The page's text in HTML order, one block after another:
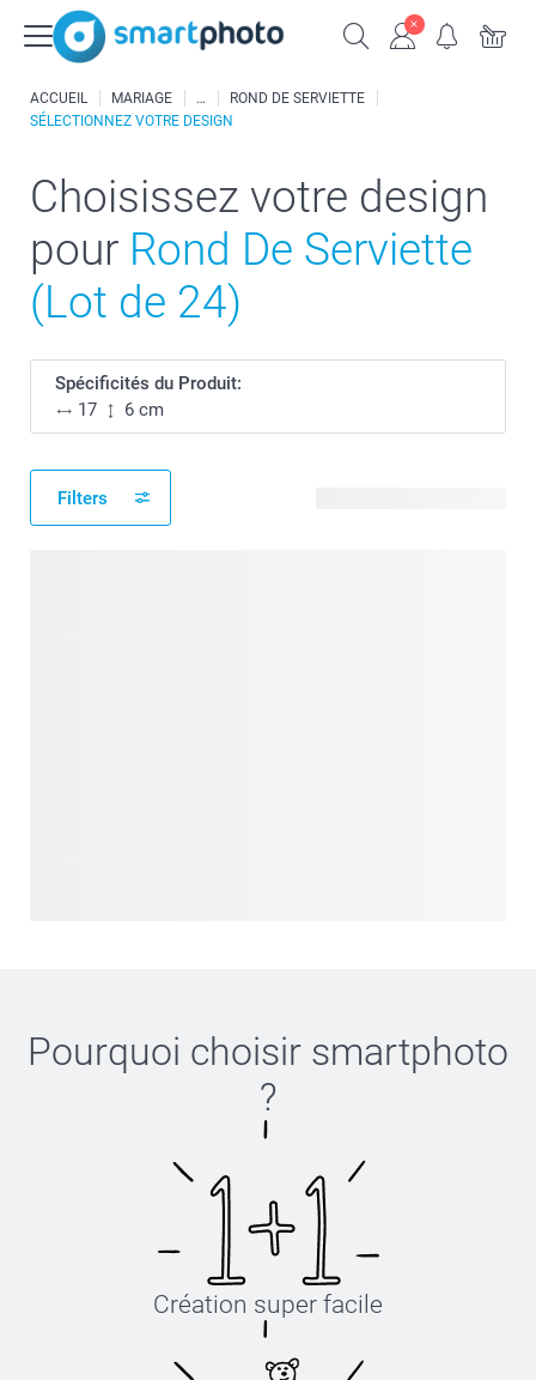
ACCUEIL MARIAGE
ROND DE SERVIETTE
SÉLECTIONNEZ VOTRE DESIGN
Choisissez votre design
pour Rond De Serviette
(Lot de 24)
Spécificités du Produit:
17
6 cm
Filters
Pourquoi choisir smartphoto
?
Création super facile